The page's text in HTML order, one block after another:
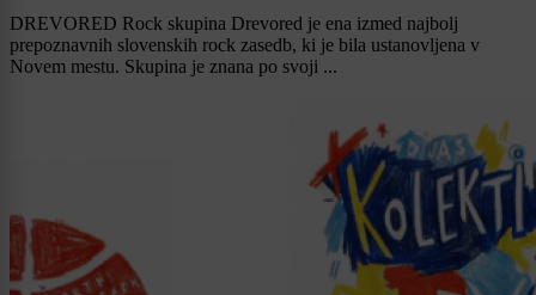
DREVORED Rock skupina Drevored je ena izmed najbolj
prepoznavnih slovenskih rock zasedb, ki je bila ustanovljena v
Novem mestu. Skupina je znana po svoji ...